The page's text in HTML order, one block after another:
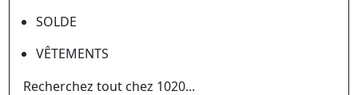
SOLDE
VÊTEMENTS